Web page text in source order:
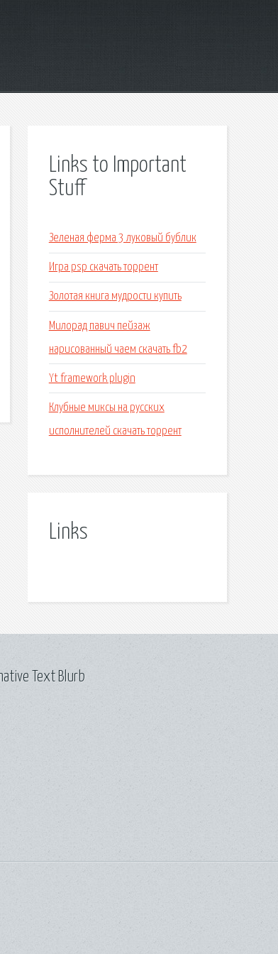
Links to Important
Stuff
Зеленая ферма 3 луковый бублик
Игра psp скачать торрент
Золотая книга мудрости купить
Милорад павич пейзаж
нарисованный чаем скачать fb2
Yt framework plugin
Клубные миксы на русских
исполнителей скачать торрент
Links
Text Blurb